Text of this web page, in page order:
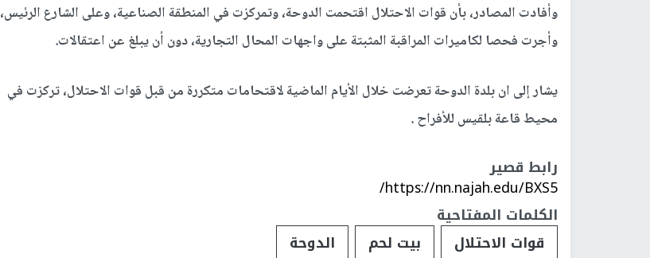
وأفادت المصادر، بأن قوات الاحتلال اقتحمت الدوحة، وتمركزت في المنطقة الصناعية، وعلى الشارع الرئيس،
وأجرت فحصا لكاميرات المراقبة المثبتة على واجهات المحال التجارية، دون أن يبلغ عن اعتقالات.
يشار إلى ان بلدة الدوحة تعرضت خلال الأيام الماضية لاقتحامات متكررة من قبل قوات الاحتلال، تركزت في
محيط قاعة بلقيس للأفراح .
رابط قصير
https://nn.najah.edu/BXS5/
الكلمات المفتاحية
قوات الاحتلال
بيت لحم الدوحة